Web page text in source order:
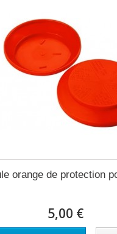
orange de protection
5,00 €